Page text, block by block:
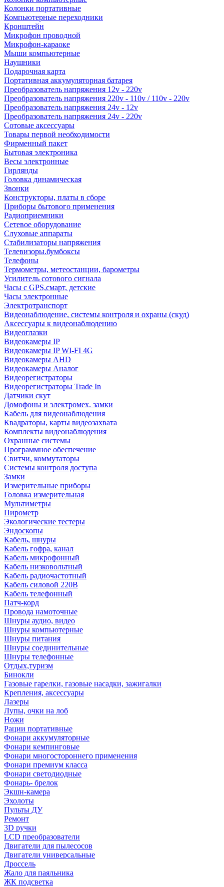
Колонки портативные
Компьютерные переходники
Кронштейн
Микрофон проводной
Микрофон-караоке
Мыши компьютерные
Наушники
Подарочная карта
Портативная аккумуляторная батарея
Преобразователь напряжения 12v - 220v
Преобразователь напряжения 220v - 110v / 110v - 220v
Преобразователь напряжения 24v - 12v
Преобразователь напряжения 24v - 220v
Сотовые аксессуары
Товары первой необходимости
Фирменный пакет
Бытовая электроника
Весы электронные
Гирлянды
Головка динамическая
Звонки
Конструкторы, платы в сборе
Приборы бытового применения
Радиоприемники
Сетевое оборудование
Слуховые аппараты
Стабилизаторы напряжения
Телевизоры.бумбоксы
Телефоны
Термометры, метеостанции, барометры
Усилитель сотового сигнала
Часы с GPS,смарт, детские
Часы электронные
Электротранспорт
Видеонаблюдение, системы контроля и охраны (скуд)
Аксессуары к видеонаблюдению
Видеоглазки
Видеокамеры IP
Видеокамеры IP WI-FI 4G
Видеокамеры AHD
Видеокамеры Аналог
Видеорегистраторы
Видеорегистраторы Trade In
Датчики скут
Домофоны и электромех. замки
Кабель для видеонаблюдения
Квадраторы, карты видеозахвата
Комплекты видеонаблюдения
Охранные системы
Программное обеспечение
Свитчи, коммутаторы
Системы контроля доступа
Замки
Измерительные приборы
Головка измерительная
Мультиметры
Пирометр
Экологические тестеры
Эндоскопы
Кабель, шнуры
Кабель гофра, канал
Кабель микрофонный
Кабель низковольтный
Кабель радиочастотный
Кабель силовой 220В
Кабель телефонный
Патч-корд
Провода намоточные
Шнуры аудио, видео
Шнуры компьютерные
Шнуры питания
Шнуры соединительные
Шнуры телефонные
Отдых,туризм
Бинокли
Газовые гарелки, газовые насадки, зажигалки
Крепления, аксессуары
Лазеры
Лупы, очки на лоб
Ножи
Рации портативные
Фонари аккумуляторные
Фонари кемпинговые
Фонари многостороннего применения
Фонари премиум класса
Фонари светодиодные
Фонарь- брелок
Экшн-камера
Эхолоты
Пульты ДУ
Ремонт
3D ручки
LCD преобразователи
Двигатели для пылесосов
Двигатели универсальные
Дроссель
Жало для паяльника
ЖК подсветка